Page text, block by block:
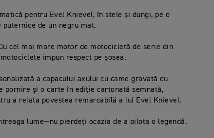
pentru Evel Knievel, în stele și dungi, pe o
puternice de un negru mat.
cel mai mare motor de motocicletă de serie din
impun respect pe șosea.
a capacului axului cu came gravată cu
pornire și o carte în ediție cartonată semnată,
a relata povestea remarcabilă a lui Evel Knievel.
lume—nu pierdeți ocazia de a pilota o legendă.